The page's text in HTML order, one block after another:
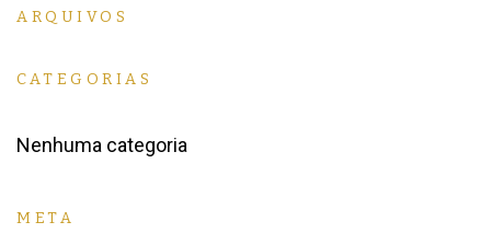
ARQUIVOS
CATEGORIAS
Nenhuma categoria
META